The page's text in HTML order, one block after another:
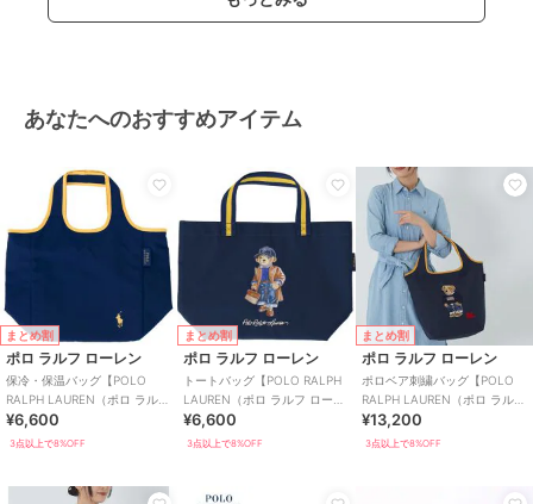
あなたへのおすすめアイテム
まとめ割
ポロ ラルフ ローレン
保冷・保温バッグ【POLO
RALPH LAUREN（ポロ ラルフ
ローレン）】
¥6,600
3点以上で8%OFF
まとめ割
ポロ ラルフ ローレン
トートバッグ【POLO RALPH
LAUREN（ポロ ラルフ ローレ
ン）】
¥6,600
3点以上で8%OFF
まとめ割
ポロ ラルフ ローレン
ポロベア刺繍バッグ【POLO
RALPH LAUREN（ポロ ラルフ
ローレン）】
¥13,200
3点以上で8%OFF